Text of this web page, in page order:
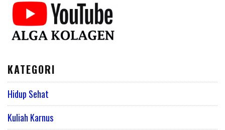
KATEGORI
Hidup Sehat
Kuliah Karnus